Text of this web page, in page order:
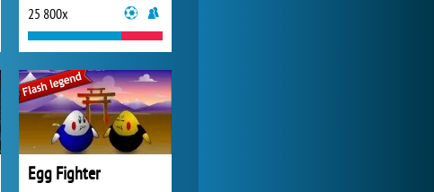
25 800x
Egg Fighter